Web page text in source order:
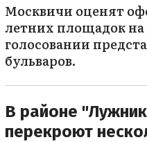
Москвичи оценят
летних площадок на
голосовании
бульваров.
В районе
перекроют